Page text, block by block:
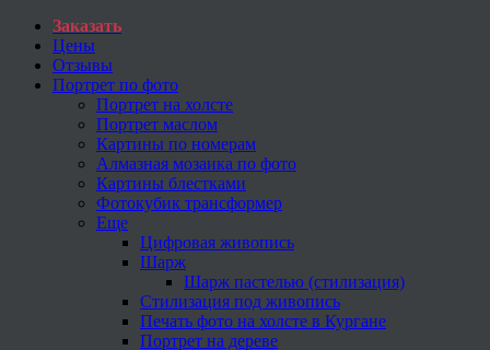
Заказать
Цены
Отзывы
Портрет по фото
Портрет на холсте
Портрет маслом
Картины по номерам
Алмазная мозаика по фото
Картины блестками
Фотокубик трансформер
Еще
Цифровая живопись
Шарж
Шарж пастелью (стилизация)
Стилизация под живопись
Печать фото на холсте в Кургане
Портрет на дереве